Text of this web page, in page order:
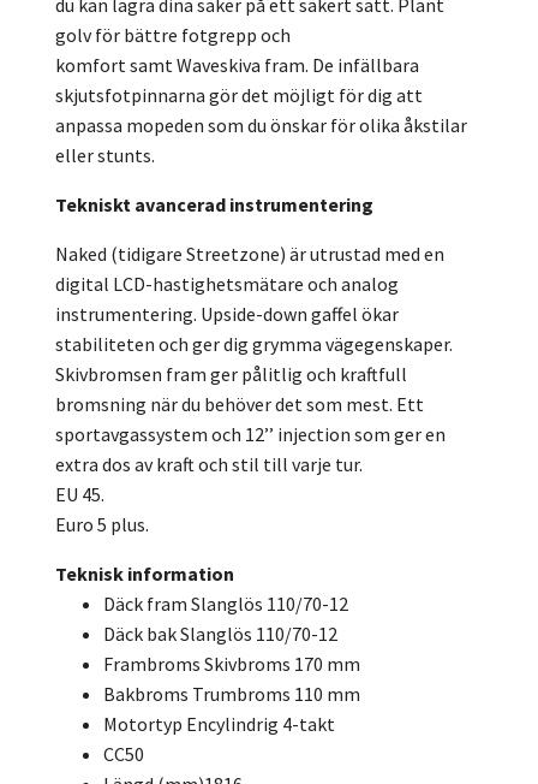
du kan lagra dina saker på ett säkert sätt. Plant
golv för bättre fotgrepp och
komfort samt Waveskiva fram. De infällbara
skjutsfotpinnarna gör det möjligt för dig att
anpassa mopeden som du önskar för olika åkstilar
eller stunts.
Tekniskt avancerad instrumentering
Naked (tidigare Streetzone) är utrustad med en
digital LCD-hastighetsmätare och analog
instrumentering. Upside-down gaffel ökar
stabiliteten och ger dig grymma vägegenskaper.
Skivbromsen fram ger pålitlig och kraftfull
bromsning när du behöver det som mest. Ett
sportavgassystem och 12’’ injection som ger en
extra dos av kraft och stil till varje tur.
EU 45.
Euro 5 plus.
Teknisk information
Däck fram Slanglös 110/70-12
Däck bakSlanglös 110/70-12
Frambroms Skivbroms 170 mm
Bakbroms Trumbroms 110 mm
Motortyp Encylindrig 4-takt
CC50